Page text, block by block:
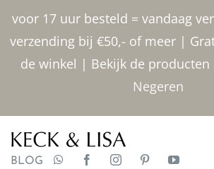
voor 17 uur besteld = vandaag
verzending bij €50,- of meer |
de winkel | Bekijk de
Negeren
inhoud
BLOG